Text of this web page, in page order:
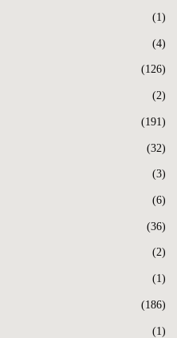
(1)
(4)
(126)
(2)
(191)
(32)
(3)
(6)
(36)
(2)
(1)
(186)
(1)